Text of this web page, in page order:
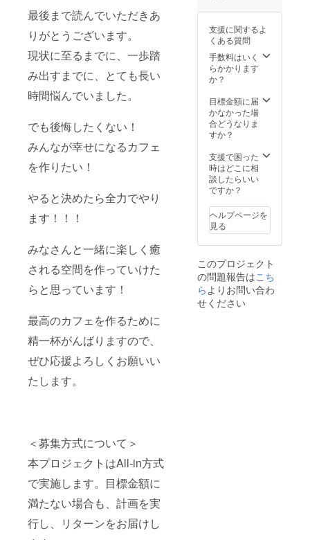
最後まで読んでいただきあ
りがとうございます。
現状に至るまでに、一歩踏
み出すまでに、とても長い
時間悩んでいました。
でも後悔したくない！
みんなが幸せになるカフェ
を作りたい！
やると決めたら全力でやり
ます！！！
みなさんと一緒に楽しく癒
される空間を作っていけた
らと思っています！
最高のカフェを作るために
精一杯がんばりますので、
ぜひ応援よろしくお願いい
たします。
＜募集方式について＞
本プロジェクトはAll-in方式
で実施します。目標金額に
満たない場合も、計画を実
行し、リターンをお届けし
くださ
支援に関するよ
くある質問
手数料はいく
らかかります
か？
目標金額に届
かなかった場
合どうなりま
すか？
支援で困った
時はどこに相
談したらいい
ですか？
ヘルプページを
見る
このプロジェクト
の問題報告はこち
ら よりお問い合わ
せください